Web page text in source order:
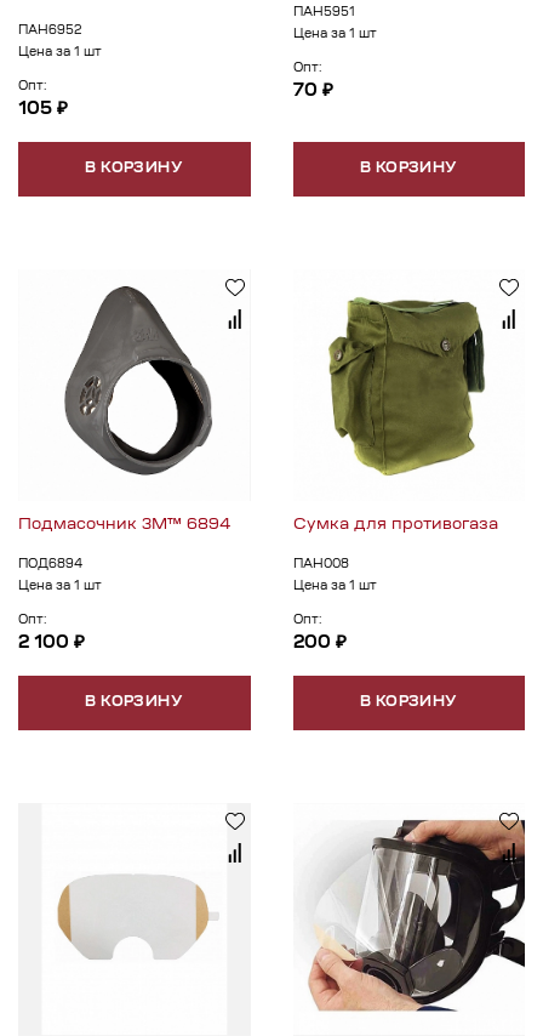
ПАН6952
Цена за 1 шт
Опт:
105 ₽
В КОРЗИНУ
ПАН5951
Цена за 1 шт
Опт:
70 ₽
В КОРЗИНУ
Подмасочник 3М™ 6894
ПОД6894
Цена за 1 шт
Опт:
2 100 ₽
В КОРЗИНУ
Сумка для противогаза
ПАН008
Цена за 1 шт
Опт:
200 ₽
В КОРЗИНУ